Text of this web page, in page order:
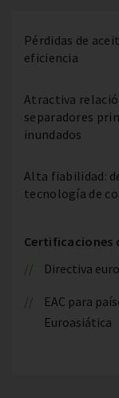
Pérdidas de
eficiencia
Atractiva
separadores
inundados
Alta fiabilidad:
tecnología de
Certificaciones
Directiva
EAC para
Euroasiática